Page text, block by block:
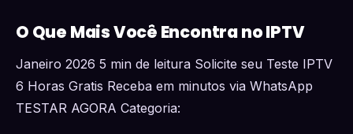
O Que Mais Você Encontra no IPTV
Janeiro 2026 5 min de leitura Solicite seu Teste IPTV
6 Horas Gratis Receba em minutos via WhatsApp
TESTAR AGORA Categoria: